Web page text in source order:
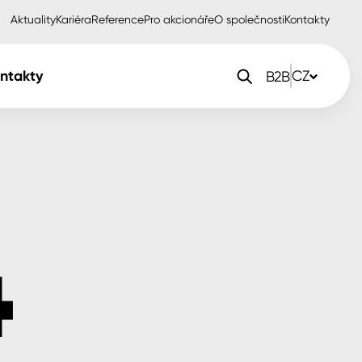
AktualityKariéraReferencePro akcionářeO společnostiKontakty
B2BCZ